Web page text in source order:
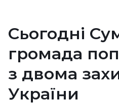
Сьогодні
громада
з двома
України